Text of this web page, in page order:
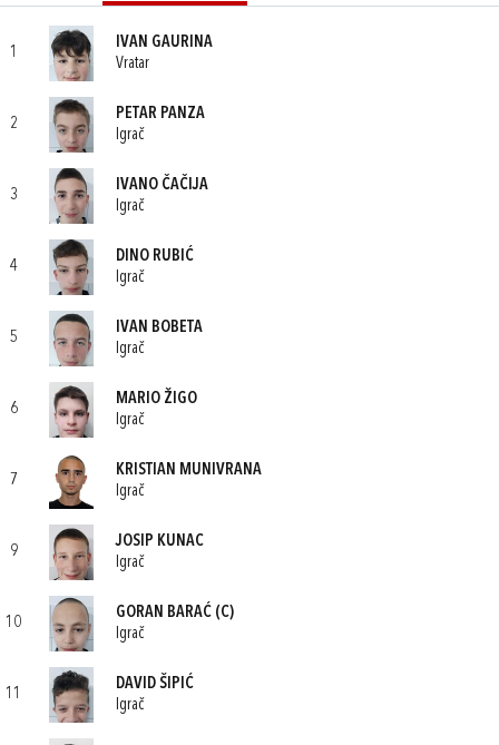
1
IVAN GAURINA
Vratar
2
PETAR PANZA
Igrač
3
IVANO ČAČIJA
Igrač
4
DINO RUBIĆ
Igrač
5
IVAN BOBETA
Igrač
6
MARIO ŽIGO
Igrač
7
KRISTIAN MUNIVRANA
Igrač
9
JOSIP KUNAC
Igrač
10
GORAN BARAĆ (C)
Igrač
11
DAVID ŠIPIĆ
Igrač